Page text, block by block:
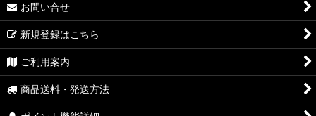
お問い合せ
新規登録はこちら
ご利用案内
商品送料・発送方法